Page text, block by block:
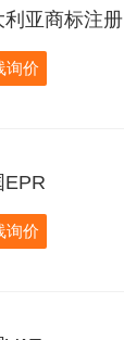
利亚商标注册
询价
EPR
询价